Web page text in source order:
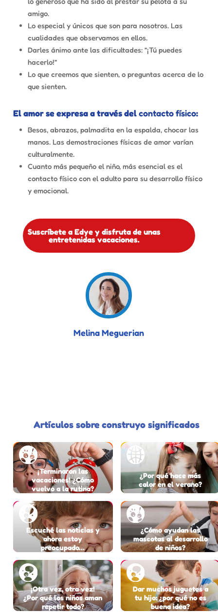
amigo.
Lo especial y únicos que son para nosotros. Las
cualidades que observamos en ellos.
Darles ánimo ante las dificultades: “¡Tú puedes
hacerlo!”
Lo que creemos que sienten, o preguntas acerca de lo
que sienten.
El amor se expresa a través delcontacto físico:
Besos, abrazos, palmadita en la espalda, chocar las
manos. Las demostraciones físicas de amor varían
culturalmente.
Cuanto más pequeño el niño, más esencial es el
contacto físico con el adulto para su desarrollo físico
y emocional.
Suscríbete a Edye y disfruta de unas
entretenidas vacaciones.
Melina Meguerian
Artículos sobre construyo significados
¡Terminaron las
vacaciones! ¿Cómo
vuelvo a la rutina?
¿Por qué hace más
calor en el verano?
Escuché las noticias y
ahora estoy
preocupado…
¿Cómo ayudan las
mascotas al desarrollo
de niños?
¡Otra vez, otra vez!
¿Por qué los niños aman
repetir todo?
Dar muchos juguetes a
tu hijo: ¿por qué no es
buena idea?